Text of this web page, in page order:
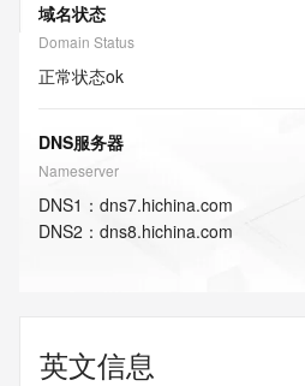
域名状态
Domain Status
正常状态ok
DNS服务器
Nameserver
DNS1 ： dns7.hichina.com
DNS2 ： dns8.hichina.com
英文信息